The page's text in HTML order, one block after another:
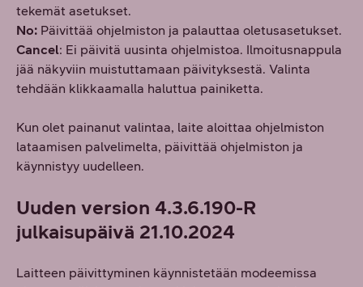
tekemät asetukset.
No: Päivittää ohjelmiston ja palauttaa oletusasetukset.
Cancel: Ei päivitä uusinta ohjelmistoa. Ilmoitusnappula
jää näkyviin muistuttamaan päivityksestä. Valinta
tehdään klikkaamalla haluttua painiketta.
Kun olet painanut valintaa, laite aloittaa ohjelmiston
lataamisen palvelimelta, päivittää ohjelmiston ja
käynnistyy uudelleen.
Uuden version 4.3.6.190-R
julkaisupäivä 21.10.2024
Laitteen päivittyminen käynnistetään modeemissa